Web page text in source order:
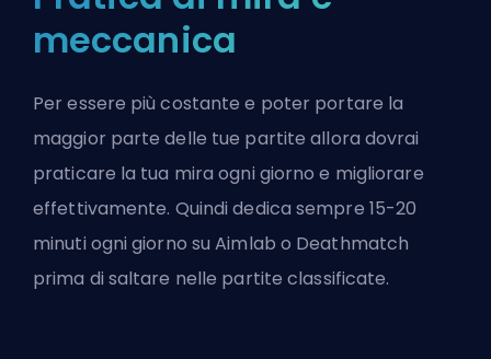
meccanica
Per essere più costante e poter portare la
maggior parte delle tue partite allora dovrai
praticare la tua mira ogni giorno e migliorare
effettivamente. Quindi dedica sempre 15-20
minuti ogni giorno su Aimlab o Deathmatch
prima di saltare nelle partite classificate.